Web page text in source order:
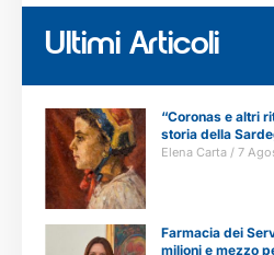
Ultimi Articoli
“Coronas e altri
storia della
Elena Carta 7
Farmacia dei
milioni e mezzo